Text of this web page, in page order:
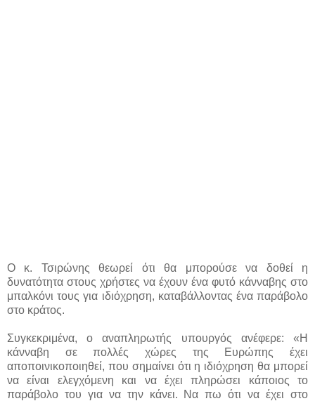
Ο κ. Τσιρώνης θεωρεί ότι θα μπορούσε να δοθεί η
δυνατότητα στους χρήστες να έχουν ένα φυτό κάνναβης στο
μπαλκόνι τους για ιδιόχρηση, καταβάλλοντας ένα παράβολο
στο κράτος.
Συγκεκριμένα, ο αναπληρωτής υπουργός ανέφερε: «Η
κάνναβη σε πολλές χώρες της Ευρώπης έχει
αποποινικοποιηθεί, που σημαίνει ότι η ιδιόχρηση θα μπορεί
να είναι ελεγχόμενη και να έχει πληρώσει κάποιος το
παράβολο του για να την κάνει. Να πω ότι να έχει στο